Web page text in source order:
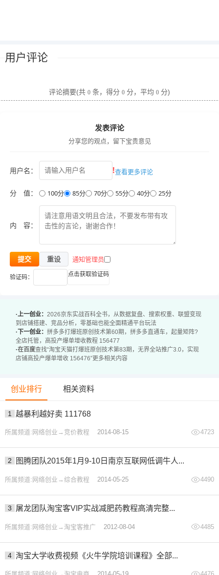
法的人员
全店托管投产低，想要优化提升的运营者
想要做多平台打爆，拓展拼多多、抖店渠道的从业者
系统掌握无界全站推广3.0全场景玩法，实现全站投产20+甚
至30的高投产运营
掌握链接提转化核心技巧、爆款赛马矩阵测款方法，快速选
出爆品
学会0销量新品多套起款玩法，新品也能快速起量
掌握爆款拉升、爆款群运营、全店托管优化技巧，放大店铺
销量和利润
01.《无界全站推广3.0》30天打全站投产20实操案例.mp4
02.《无界全站推广3.0》提转化：改销量2000+屏蔽副图.m
04.《无界全站推广3.0》0销量单款：无界20单后转全站.mp
p4
09.《无界全站推广3.0》爆款群打全站：直接高投产收割.m
10.《无界全站推广3.0》多目标优化：兼顾拉新和收割.mp4
11.《无界全站推广3.0》起量优化：放大投产高的地域.mp4
12.《无界全站推广3.0》全店托管：投产高达30的操作.mp4
13.《无界全站推广3.0》全店托管：投产高低优化.mp4
14.《无界全站推广3.0》全店托管：和全站推广互转.mp4
用户评论
评论摘要(共 0 条，得分 0 分，平均 0 分)
发表评论
分享您的观点，留下宝贵意见
用户名： !查看更多评论
分 值： 100分 85分 70分 55分 40分 25分
内 容：
提交 重设 通知管理员
验证码： 点击获取验证码
·上一创业： 2026京东实战百科全书，从数据复盘、搜索权重、联盟变现
到店铺搭建、竞品分析，零基础也能全面精通平台玩法
·下一创业： 拼多多打爆班原创技术第60期，拼多多直通车，起量矩阵?
全店托管，高投产爆单增收教程 156477
·在百度查找“淘宝天猫打爆班原创技术第83期，无界全站推广3.0，实现
店铺高投产爆单增收 156476”更多相关内容
创业排行 相关资料
1 越暴利越好卖 111768
所属频道:网络创业→竞价教程 2014-08-15 4723
2 图腾团队2015年1月9-10日南京互联网低调牛人...
所属频道:网络创业→综合教程 2014-05-25 4490
3 屠龙团队淘宝客VIP实战减肥药教程高清完整...
所属频道:网络创业→淘宝客推广 2012-08-04 4485
4 淘宝大学收费视频《火牛学院培训课程》全部...